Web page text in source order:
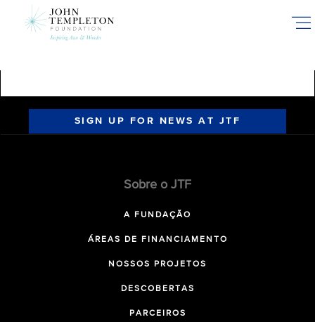
SIGN UP FOR NEWS AT JTF
Sobre o JTF
A FUNDAÇÃO
ÁREAS DE FINANCIAMENTO
NOSSOS PROJETOS
DESCOBERTAS
PARCEIROS